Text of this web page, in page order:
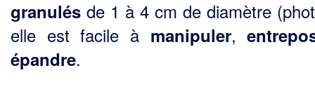
granulés de 1 à 4 cm de diamètre
elle est facile à manipuler,
épandre.